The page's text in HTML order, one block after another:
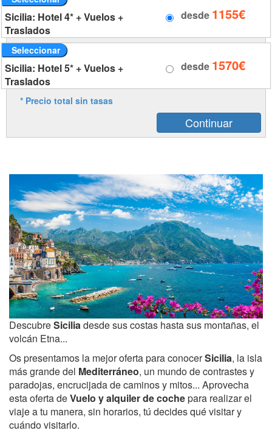
Sicilia: Hotel 4* + Vuelos +
Traslados
desde 1155€
Seleccionar
Sicilia: Hotel 5* + Vuelos +
Traslados
desde 1570€
* Precio total sin tasas
DescubreSiciliadesde sus costas hasta sus montañas, el
volcán Etna...
Os presentamos la mejor oferta para conocerSicilia, la isla
más grande del Mediterráneo, un mundo de contrastes y
paradojas, encrucijada de caminos y mitos... Aprovecha
esta oferta deVuelo y alquiler de cochepara realizar el
viaje a tu manera, sin horarios, tú decides qué visitar y
cuándo visitarlo.